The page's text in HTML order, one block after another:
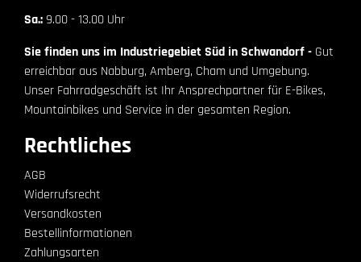
Sa.:9.00 - 13.00 Uhr
Sie finden uns im Industriegebiet Süd in Schwandorf - Gut
erreichbar aus Nabburg, Amberg, Cham und Umgebung.
Unser Fahrradgeschäft ist Ihr Ansprechpartner für E-Bikes,
Mountainbikes und Service in der gesamten Region.
Rechtliches
AGB
Widerrufsrecht
Versandkosten
Bestellinformationen
Zahlungsarten